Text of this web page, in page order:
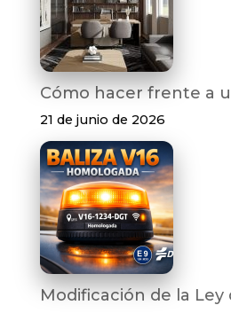
Cómo hacer frente a
21 de junio de 2026
Modificación de la Ley